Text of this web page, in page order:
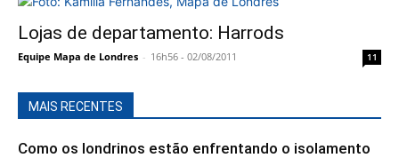
Lojas de departamento: Harrods
Equipe Mapa de Londres - 16h56 - 02/08/2011 11
MAIS RECENTES
Como os londrinos estão enfrentando o isolamento